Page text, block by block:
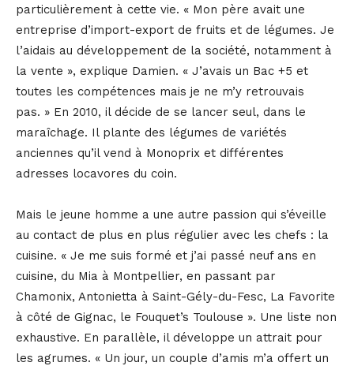
particulièrement à cette vie. « Mon père avait une
entreprise d’import-export de fruits et de légumes. Je
l’aidais au développement de la société, notamment à
la vente », explique Damien. « J’avais un Bac +5 et
toutes les compétences mais je ne m’y retrouvais
pas. » En 2010, il décide de se lancer seul, dans le
maraîchage. Il plante des légumes de variétés
anciennes qu’il vend à Monoprix et différentes
adresses locavores du coin.
Mais le jeune homme a une autre passion qui s’éveille
au contact de plus en plus régulier avec les chefs : la
cuisine. « Je me suis formé et j’ai passé neuf ans en
cuisine, du Mia à Montpellier, en passant par
Chamonix, Antonietta à Saint-Gély-du-Fesc, La Favorite
à côté de Gignac, le Fouquet’s Toulouse ». Une liste non
exhaustive. En parallèle, il développe un attrait pour
les agrumes. « Un jour, un couple d’amis m’a offert un